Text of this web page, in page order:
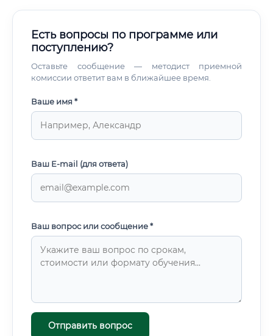
Есть вопросы по программе или
поступлению?
Оставьте сообщение — методист приемной
комиссии ответит вам в ближайшее время.
Ваше имя *
Ваш E-mail (для ответа)
Ваш вопрос или сообщение *
Отправить вопрос